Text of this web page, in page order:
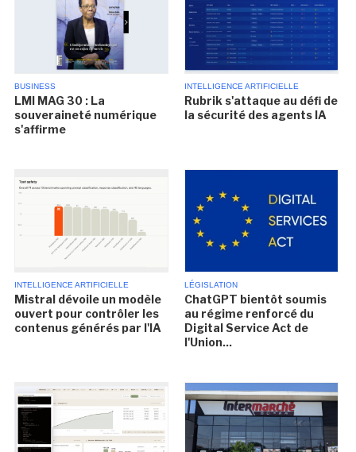
BUSINESS
LMI MAG 30 : La
souveraineté numérique
s'affirme
INTELLIGENCE ARTIFICIELLE
Rubrik s'attaque au défi de
la sécurité des agents IA
INTELLIGENCE ARTIFICIELLE
Mistral dévoile un modèle
ouvert pour contrôler les
contenus générés par l'IA
LÉGISLATION
ChatGPT bientôt soumis
au régime renforcé du
Digital Service Act de
l'Union...